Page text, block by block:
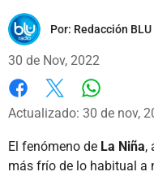
Por: Redacción
30 de Nov, 2022
Facebook
X
Actualizado: 30 de nov,
El fenómeno de La Niña,
más frío de lo habitual a